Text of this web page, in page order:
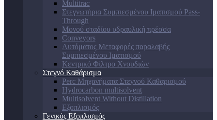
Multitrac
Στεγνωτήρια Συμπιεσμένου Ιματισμού Pass-
Through
Μονού σταδίου υδραυλική πρέσσα
Conveyors
Αυτόματος Μεταφορές παραλαβής
Συμπιεσμένου Ιματισμού
Κεντρικό Φίλτρο Χνουδιών
Στεγνό Καθάρισμα
Perc Μηχανήματα Στεγνού Καθαρισμού
Hydrocarbon multisolvent
Multisolvent Without Distillation
Εξοπλισμός
Γενικός Εξοπλισμός